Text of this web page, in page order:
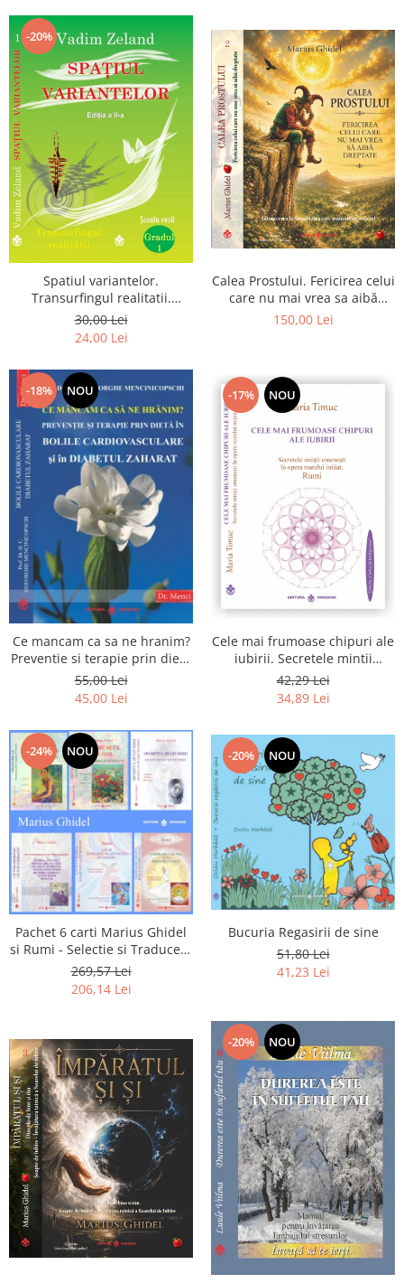
-20%
Spatiul variantelor.
Transurfingul realitatii.
Gradul 1. Cum sa ne
dezvoltam intuitia si sa ne
30,00 Lei
24,00 Lei
Calea Prostului. Fericirea celui
care nu mai vrea sa aibă
dreptate - Intoarcerea la
150,00 Lei
-18% NOU
Ce mancam ca sa ne hranim?
Preventie si terapie prin dieta
in bolile cardiovasculare si in
diabetul zaharat
55,00 Lei
45,00 Lei
-17% NOU
Cele mai frumoase chipuri ale
iubirii. Secretele mintii
omenesti in opera marelui
initiat, Rumi
42,29 Lei
34,89 Lei
-24% NOU
Pachet 6 carti Marius Ghidel
si Rumi - Selectie si Traducere
de Marius Ghidel
269,57 Lei
206,14 Lei
-20% NOU
Bucuria Regasirii de sine
51,80 Lei
41,23 Lei
-20% NOU